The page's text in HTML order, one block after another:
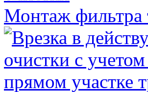
Монтаж фильтра